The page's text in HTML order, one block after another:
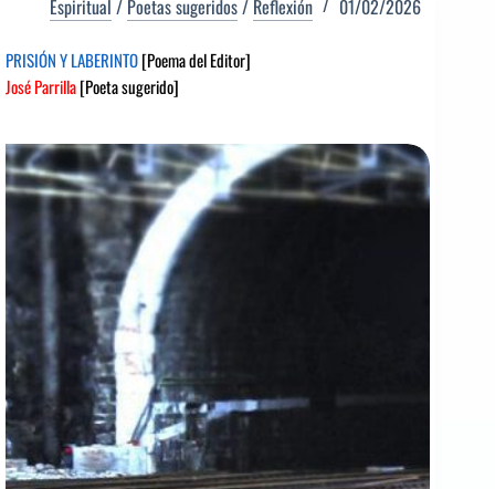
Espiritual / Poetas sugeridos/ Reflexión 01/02/2026
PRISIÓN Y LABERINTO[Poema del Editor]
José Parrilla[Poeta sugerido]